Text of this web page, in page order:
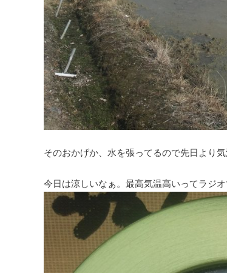
そのおかげか、水を張ってるので先日より
今日は涼しいなぁ。最高気温高いってラジ